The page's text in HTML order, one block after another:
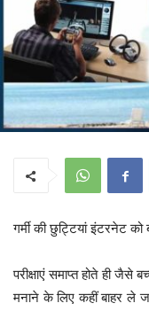
गर्मी की छुट्टियां इंटरनेट को
परीक्षाएं समाप्त होते ही जैसे
मनाने के लिए कहीं बाहर ले